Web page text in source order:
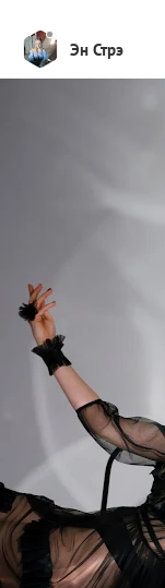
Эн Стрэ